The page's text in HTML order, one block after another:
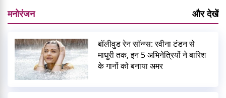
मनोरंजन और देखें
बॉलीवुड रेन सॉन्ग्स: रवीना टंडन से
माधुरी तक, इन 5 अभिनेत्रियों ने बारिश
के गानों को बनाया अमर